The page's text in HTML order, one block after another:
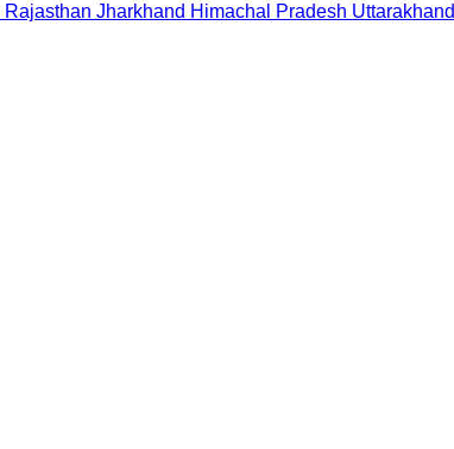
Rajasthan Jharkhand Himachal Pradesh Uttarakhand